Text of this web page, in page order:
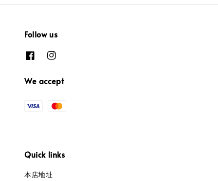
Follow us
We accept
Quick links
本店地址